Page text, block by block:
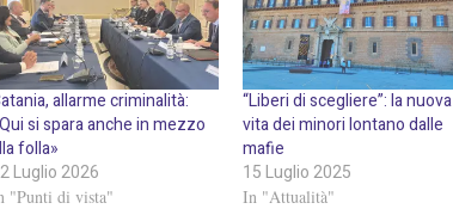
allarme criminalità:
si spara anche in mezzo
folla»
Luglio 2026
"Punti di vista"
“Liberi di scegliere”: la nuova
vita dei minori lontano dalle
mafie
15 Luglio 2025
In "Attualità"